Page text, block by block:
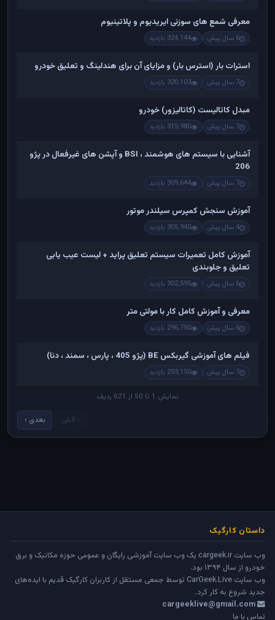
معرفی شمع های سوزنی ایریدیوم و پلاتینیوم
6 سال پیش 324,144 بازدید
استرات بار (استرس بار) و مزایای آن برای هندلینگ و تعلیق خودرو
7 سال پیش 320,103 بازدید
مبدل کاتالیست (کاتالیزور) خودرو
7 سال پیش 315,980 بازدید
آشنایی با سیستم های هوشمند ، BSI و آپشن های غیرفعال در پژو
206
7 سال پیش 309,644 بازدید
آموزش سنجش کمپرس سیلندر موتور
4 سال پیش 305,940 بازدید
آموزش کامل تعمیرات سیستم تعلیق پراید + لیست عیب یابی
تعلیق و جلوبندی
6 سال پیش 302,595 بازدید
معرفی و آموزش کامل کار با مولتی متر
6 سال پیش 296,750 بازدید
فیلم های آموزشی گیربکس BE (پژو 405 ، پارس ، سمند ، دنا)
7 سال پیش 293,150 بازدید
نمایش 1 تا 50 از 621 ردیف
‹ قبلی بعدی ›
داستان کارگیک
وب سایت cargeek.ir یک وب سایت آموزشی رایگان و عمومی حوزه مکانیک و برق
خودرو از سال ۱۳۹۴ بود.
وب سایت CarGeek.Live توسط جمعی مستقل از کاربران کارگیک قدیم با ایده‌های
جدید شروع به کار کرد.
cargeeklive@gmail.com
تماس با ما